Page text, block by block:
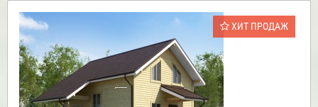
ХИТ ПРОДАЖ